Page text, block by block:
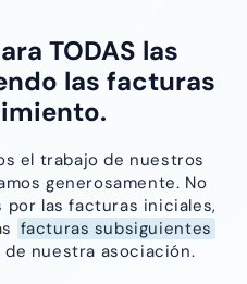
TODAS las
las facturas
el trabajo de nuestros
generosamente. No
por las facturas iniciales,
facturas subsiguientes
nuestra asociación.